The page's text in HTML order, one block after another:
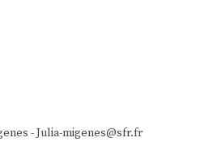
- Julia-migenes@sfr.fr